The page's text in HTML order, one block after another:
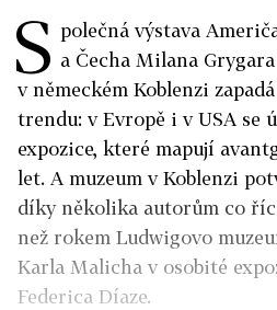
S polečná výstava
a Čecha Milana
v německém Koblenzi
trendu: v Evropě i v USA se
expozice, které mapují
let. A muzeum v Koblenzi
díky několika autorům co
než rokem Ludwigovo
Karla Malicha v osobité
Federica Díaze.